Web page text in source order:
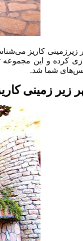
زیرزمینی کاریز
کرده و این
شما شد.
زمینی